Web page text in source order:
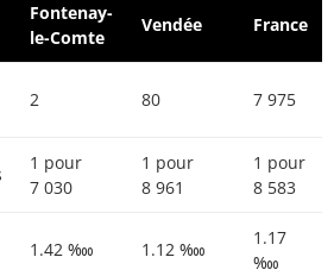
Fontenay-
le-Comte
Vendée France
2 80 7 975
1 pour
7 030
1 pour
8 961
1 pour
8 583
1.42 ‱ 1.12 ‱
1.17
‱